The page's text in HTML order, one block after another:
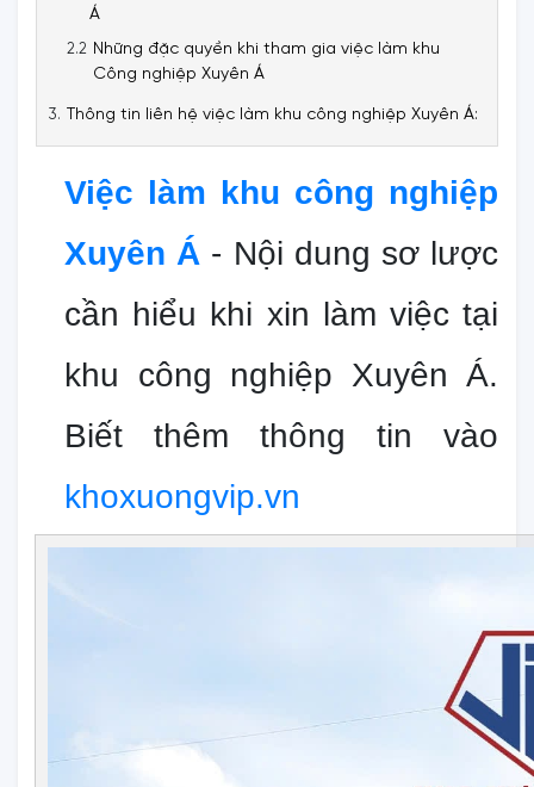
Á
Những đặc quyền khi tham gia việc làm khu
Công nghiệp Xuyên Á
Thông tin liên hệ việc làm khu công nghiệp Xuyên Á:
Việc làm khu công nghiệp
Xuyên Á - Nội dung sơ lược
cần hiểu khi xin làm việc tại
khu công nghiệp Xuyên Á.
Biết thêm thông tin vào
khoxuongvip.vn